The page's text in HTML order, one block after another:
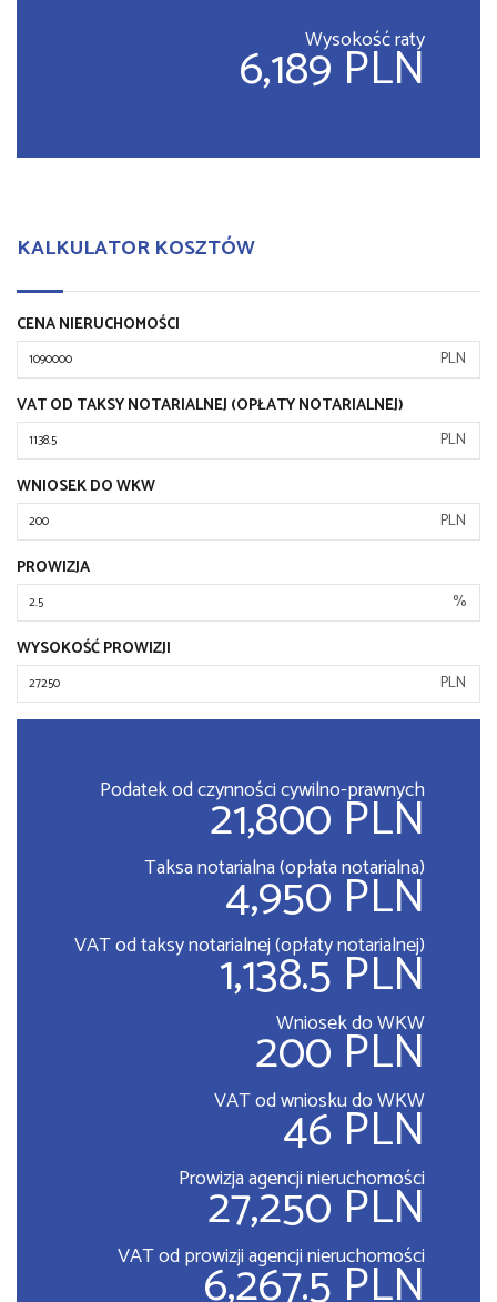
Wysokość raty
6,189 PLN
KALKULATOR KOSZTÓW
CENA NIERUCHOMOŚCI
PLN
VAT OD TAKSY NOTARIALNEJ (OPŁATY NOTARIALNEJ)
PLN
WNIOSEK DO WKW
PLN
PROWIZJA
%
WYSOKOŚĆ PROWIZJI
PLN
Podatek od czynności cywilno-prawnych
21,800 PLN
Taksa notarialna (opłata notarialna)
4,950 PLN
VAT od taksy notarialnej (opłaty notarialnej)
1,138.5 PLN
Wniosek do WKW
200 PLN
VAT od wniosku do WKW
46 PLN
Prowizja agencji nieruchomości
27,250 PLN
VAT od prowizji agencji nieruchomości
6,267.5 PLN